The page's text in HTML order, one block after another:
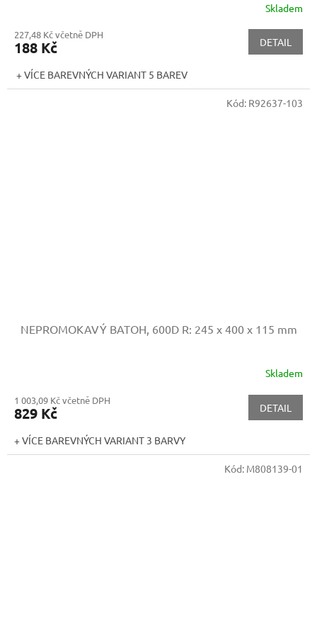
Skladem
227,48 Kč včetně DPH
188 Kč DETAIL
+ VÍCE BAREVNÝCH VARIANT 5 BAREV
NEPROMOKAVÝ BATOH, 600D R: 245 x 400 x 115 mm
Skladem
1 003,09 Kč včetně DPH
829 Kč DETAIL
+ VÍCE BAREVNÝCH VARIANT 3 BARVY
Kód: R92637-103
Kód: M808139-01